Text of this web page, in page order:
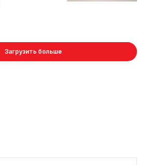
Загрузить больше